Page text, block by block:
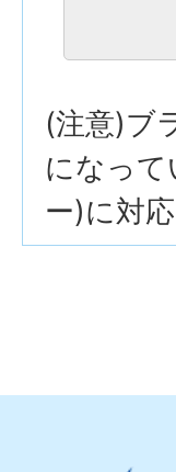
(注意)ブ
になっ
ー)に対